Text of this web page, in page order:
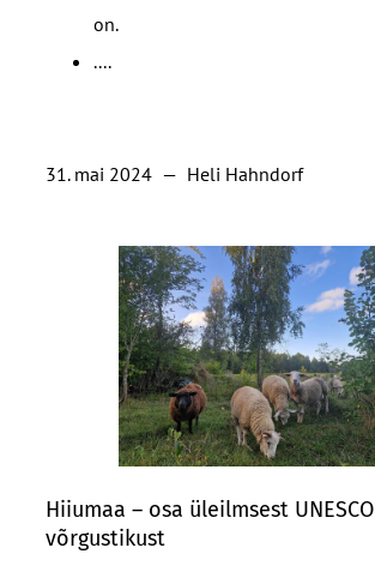
on.
....
31. mai 2024 — Heli Hahndorf
Hiiumaa – osa üleilmsest UNESCO
võrgustikust